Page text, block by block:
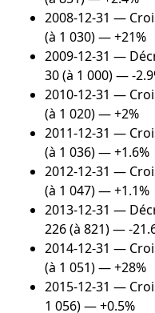
2008-12-31 —
(à 1 030) — +21%
2009-12-31 —
30 (à 1 000) — -
2010-12-31 —
(à 1 020) — +2%
2011-12-31 —
(à 1 036) — +1.6%
2012-12-31 —
(à 1 047) — +1.1%
2013-12-31 —
226 (à 821) — -
2014-12-31 —
(à 1 051) — +28%
2015-12-31 —
1 056) — +0.5%